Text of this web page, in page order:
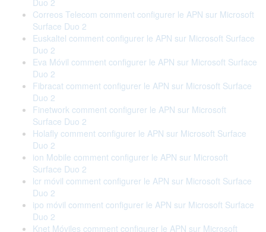
Correos Telecom comment configurer le APN sur Microsoft
Surface Duo 2
Euskaltel comment configurer le APN sur Microsoft Surface
Duo 2
Eva Móvil comment configurer le APN sur Microsoft Surface
Duo 2
Fibracat comment configurer le APN sur Microsoft Surface
Duo 2
Finetwork comment configurer le APN sur Microsoft
Surface Duo 2
Holafly comment configurer le APN sur Microsoft Surface
Duo 2
ion Mobile comment configurer le APN sur Microsoft
Surface Duo 2
lcr móvil comment configurer le APN sur Microsoft Surface
Duo 2
ipo móvil comment configurer le APN sur Microsoft Surface
Duo 2
Knet Móviles comment configurer le APN sur Microsoft